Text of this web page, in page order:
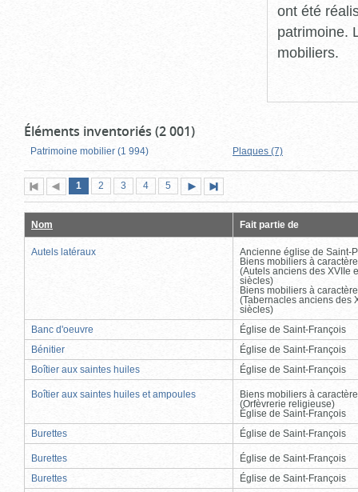
ont été
patrimoine.
mobiliers.
Éléments inventoriés (2 001)
Patrimoine mobilier (1 994) Plaques (7)
Première
page
Page
précédente
Page
1 (page
actuelle)
Page
2 Page
3 Page
4 Page
5
suivante
page
Nom Fait partie de
Autels latéraux
Ancienne église de Saint-
Biens mobiliers à
(Autels anciens des XVIIe
siècles)
Biens mobiliers à
(Tabernacles anciens des
siècles)
Banc d'oeuvre
Église de Saint-François
Bénitier
Église de Saint-François
Boîtier aux saintes huiles
Église de Saint-François
Boîtier aux saintes huiles et ampoules
Biens mobiliers à
(Orfèvrerie religieuse)
Église de Saint-François
Burettes
Église de Saint-François
Burettes
Église de Saint-François
Burettes
Église de Saint-François